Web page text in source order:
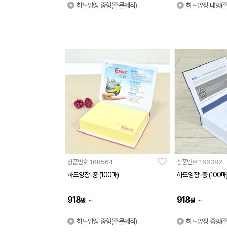
하드양장 중형(주문제작) 하드양장 대형(
상품번호 168564
하드양장-중 (100매)
918원 ~
하드양장 중형(주문제작)
상품번호 166382
하드양장-중 (100
918원 ~
하드양장 중형(